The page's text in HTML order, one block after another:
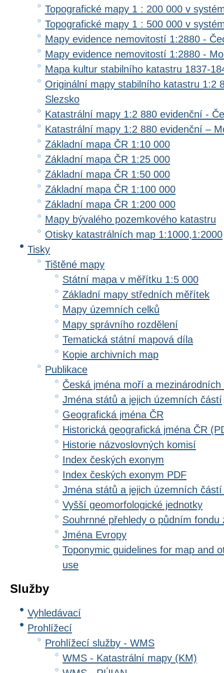
Topografické mapy 1 : 200 000 v
Topografické mapy 1 : 500 000 v
Mapy evidence nemovitostí 1:2880 -
Mapy evidence nemovitostí 1:2880 -
Mapa kultur stabilního katastru 1837-
Originální mapy stabilního katastru 1:2
Slezsko
Katastrální mapy 1:2 880 evidenční -
Katastrální mapy 1:2 880 evidenční –
Základní mapa ČR 1:10 000
Základní mapa ČR 1:25 000
Základní mapa ČR 1:50 000
Základní mapa ČR 1:100 000
Základní mapa ČR 1:200 000
Mapy bývalého pozemkového katastru
Otisky katastrálních map 1:1000,1:2000
Tisky
Tištěné mapy
Státní mapa v měřítku 1:5 000
Základní mapy středních měřítek
Mapy územních celků
Mapy správního rozdělení
Tematická státní mapová díla
Kopie archivních map
Publikace
Česká jména moří a
Jména států a jejich územních částí
Geografická jména ČR
Historická geografická jména ČR
Historie názvoslovných komisí
Index českých exonym
Index českých exonym PDF
Jména států a jejich územních
Vyšší geomorfologické jednotky
Souhrnné přehledy o půdním fondu
Jména Evropy
Toponymic guidelines for map and
use
Služby
Vyhledávací
Prohlížecí
Prohlížecí služby - WMS
WMS - Katastrální mapy (KM)